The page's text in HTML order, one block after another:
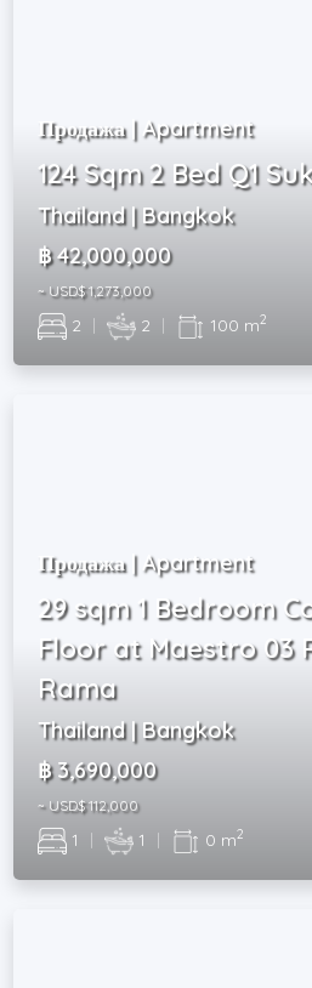
Продажа | Apartment
124 Sqm 2 Bed Q1
Thailand | Bangkok
฿ 42,000,000
~ USD$ 1,273,000
2 | 2 | 100 m2
Продажа | Apartment
29 sqm 1 Bedroom
Floor at Maestro 03
Rama
Thailand | Bangkok
฿ 3,690,000
~ USD$ 112,000
1 | 1 | 0 m2